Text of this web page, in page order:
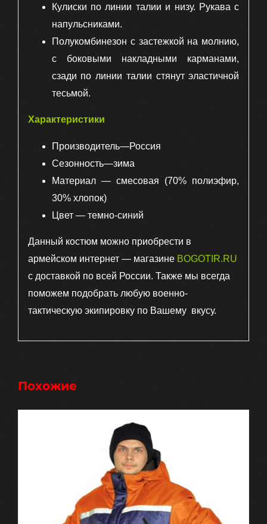
Кулиски по линии талии и низу. Рукава с
напульсниками.
Полукомбинезон с застежкой на молнию,
с боковыми накладными карманами,
сзади по линии талии стянут эластичной
тесьмой.
Характеристики
Производитель—Россия
Сезонность—зима
Материал — смесовая (70% полиэфир,
30% хлопок)
Цвет — темно-синий
Данный костюм можно приобрести в
армейском интернет — магазине BOGOTIR.RU
с доставкой по всей России. Также мы всегда
поможем подобрать любую военно-
тактическую экипировку по Вашему вкусу.
Похожие